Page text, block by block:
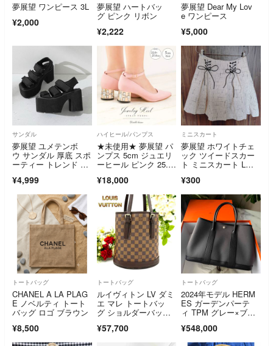
夢展望 ワンピース 3L
¥2,000
夢展望 ハートバッ
グ ピンク リボン
¥2,222
夢展望 Dear My Lov
e ワンピース
¥5,000
サンダル
夢展望 ユメテンボ
ウ サンダル 厚底 スポ
ーティー トレンド チ
¥4,999
ハイヒール/パンプス
★未使用★ 夢展望 パ
ンプス 5cm ジュエリ
ーヒール ピンク 25.5
¥18,000
ミニスカート
夢展望 ホワイトチェ
ック ツイードスカー
ト ミニスカート Lサ
¥300
トートバッグ
CHANEL A LA PLAG
E ノベルティ トート
バッグ ロゴ ブラウン
¥8,500
トートバッグ
ルイヴィトン LV ダミ
エ マレ トートバッ
グ ショルダーバッ
¥57,700
トートバッグ
2024年モデル HERM
ES ガーデンパーテ
ィ TPM グレー×ブラ
¥548,000